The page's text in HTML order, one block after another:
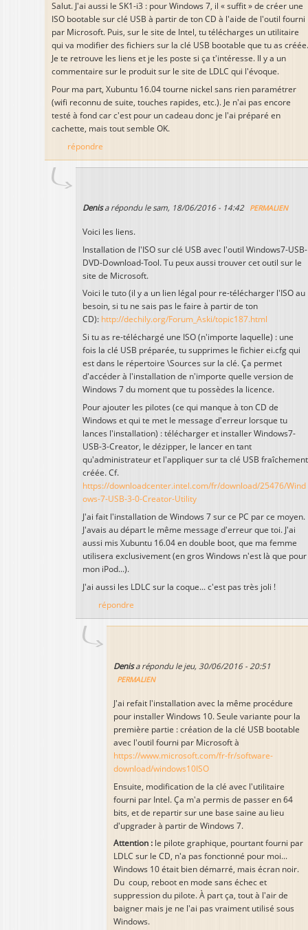
Salut. J'ai aussi le SK1-i3 : pour Windows 7, il « suffit » de créer une
ISO bootable sur clé USB à partir de ton CD à l'aide de l'outil fourni
par Microsoft. Puis, sur le site de Intel, tu télécharges un utilitaire
qui va modifier des fichiers sur la clé USB bootable que tu as créée.
Je te retrouve les liens et je les poste si ça t'intéresse. Il y a un
commentaire sur le produit sur le site de LDLC qui l'évoque.
Pour ma part, Xubuntu 16.04 tourne nickel sans rien paramétrer
(wifi reconnu de suite, touches rapides, etc.). Je n'ai pas encore
testé à fond car c'est pour un cadeau donc je l'ai préparé en
cachette, mais tout semble OK.
répondre
Denisa répondu le sam, 18/06/2016 - 14:42 PERMALIEN
Voici les liens.
Installation de l'ISO sur clé USB avec l'outil Windows7-USB-
DVD-Download-Tool. Tu peux aussi trouver cet outil sur le
site de Microsoft.
Voici le tuto (il y a un lien légal pour re-télécharger l'ISO au
besoin, si tu ne sais pas le faire à partir de ton
CD): http://dechily.org/Forum_Aski/topic187.html
Si tu as re-téléchargé une ISO (n'importe laquelle) : une
fois la clé USB préparée, tu supprimes le fichier ei.cfg qui
est dans le répertoire \Sources sur la clé. Ça permet
d'accéder à l'installation de n'importe quelle version de
Windows 7 du moment que tu possèdes la licence.
Pour ajouter les pilotes (ce qui manque à ton CD de
Windows et qui te met le message d'erreur lorsque tu
lances l'installation) : télécharger et installer Windows7-
USB-3-Creator, le dézipper, le lancer en tant
qu'administrateur et l'appliquer sur ta clé USB fraîchement
créée. Cf.
https://downloadcenter.intel.com/fr/download/25476/Wind
ows-7-USB-3-0-Creator-Utility
J'ai fait l'installation de Windows 7 sur ce PC par ce moyen.
J'avais au départ le même message d'erreur que toi. J'ai
aussi mis Xubuntu 16.04 en double boot, que ma femme
utilisera exclusivement (en gros Windows n'est là que pour
mon iPod...).
J'ai aussi les LDLC sur la coque... c'est pas très joli !
répondre
Denisa répondu le jeu, 30/06/2016 - 20:51
PERMALIEN
J'ai refait l'installation avec la même procédure
pour installer Windows 10. Seule variante pour la
première partie : création de la clé USB bootable
avec l'outil fourni par Microsoft à
https://www.microsoft.com/fr-fr/software-
download/windows10ISO
Ensuite, modification de la clé avec l'utilitaire
fourni par Intel. Ça m'a permis de passer en 64
bits, et de repartir sur une base saine au lieu
d'upgrader à partir de Windows 7.
Attention : le pilote graphique, pourtant fourni par
LDLC sur le CD, n'a pas fonctionné pour moi...
Windows 10 était bien démarré, mais écran noir.
Du coup, reboot en mode sans échec et
suppression du pilote. À part ça, tout à l'air de
baigner mais je ne l'ai pas vraiment utilisé sous
Windows.